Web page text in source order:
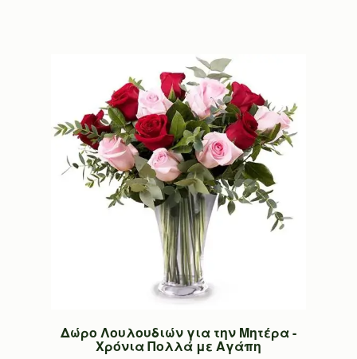
Δώρο Λουλουδιών για την Μητέρα -
Χρόνια Πολλά με Αγάπη